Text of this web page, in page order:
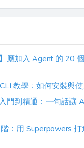
】應加入 Agent 的 20
教學：如何安裝與使
門到精通：一句話讓
：用 Superpowers